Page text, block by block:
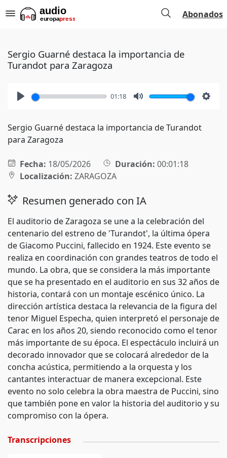
Abonados
Sergio Guarné destaca la importancia de
Turandot para Zaragoza
01:18
Sergio Guarné destaca la importancia de Turandot
para Zaragoza
Fecha: 18/05/2026 Duración: 00:01:18
Localización: ZARAGOZA
Resumen generado con IA
El auditorio de Zaragoza se une a la celebración del
centenario del estreno de 'Turandot', la última ópera
de Giacomo Puccini, fallecido en 1924. Este evento se
realiza en coordinación con grandes teatros de todo el
mundo. La obra, que se considera la más importante
que se ha presentado en el auditorio en sus 32 años de
historia, contará con un montaje escénico único. La
dirección artística destaca la relevancia de la figura del
tenor Miguel Especha, quien interpretó el personaje de
Carac en los años 20, siendo reconocido como el tenor
más importante de su época. El espectáculo incluirá un
decorado innovador que se colocará alrededor de la
concha acústica, permitiendo a la orquesta y los
cantantes interactuar de manera excepcional. Este
evento no solo celebra la obra maestra de Puccini, sino
que también pone en valor la historia del auditorio y su
compromiso con la ópera.
Transcripciones